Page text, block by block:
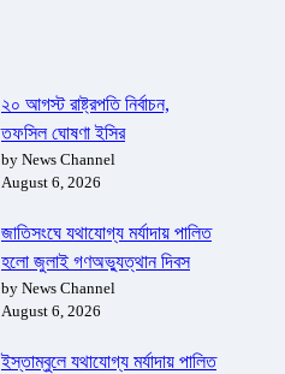
২০ আগস্ট রাষ্ট্রপতি নির্বাচন,
তফসিল ঘোষণা ইসির
by News Channel
August 6, 2026
জাতিসংঘে যথাযোগ্য মর্যাদায় পালিত
হলো জুলাই গণঅভ্যুত্থান দিবস
by News Channel
August 6, 2026
ইস্তাম্বুলে যথাযোগ্য মর্যাদায় পালিত